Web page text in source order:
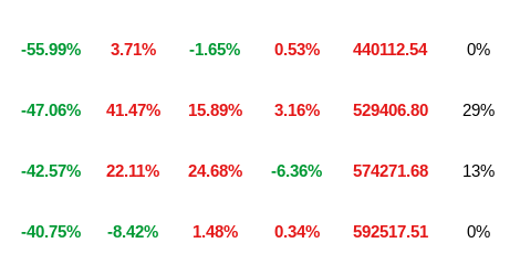
-55.99% 3.71% -1.65% 0.53% 440112.54 0%
-47.06% 41.47% 15.89% 3.16% 529406.80 29%
-42.57% 22.11% 24.68% -6.36% 574271.68 13%
-40.75% -8.42% 1.48% 0.34% 592517.51 0%